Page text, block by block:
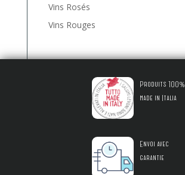
Vins Rosés
Vins Rouges
Produits 100%
made in Italia
Envoi avec
garantie